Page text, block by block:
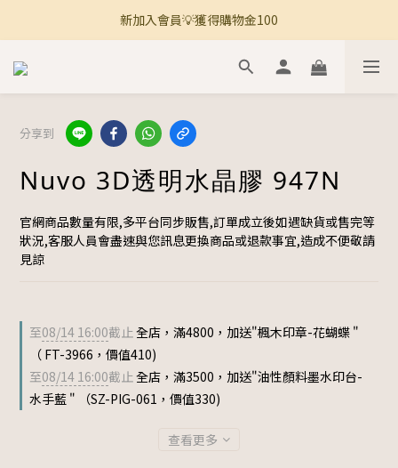
🚚 全館滿800免運 🚚
新加入會員💡獲得購物金100
🚚 全館滿800免運 🚚
分享到
Nuvo 3D透明水晶膠 947N
官網商品數量有限,多平台同步販售,訂單成立後如遇缺貨或售完等
狀況,客服人員會盡速與您訊息更換商品或退款事宜,造成不便敬請
見諒
至08/14 16:00截止全店，滿4800，加送"楓木印章-花蝴蝶 "
（ FT-3966，價值410)
至08/14 16:00截止全店，滿3500，加送"油性顏料墨水印台-
水手藍 " （SZ-PIG-061，價值330)
查看更多